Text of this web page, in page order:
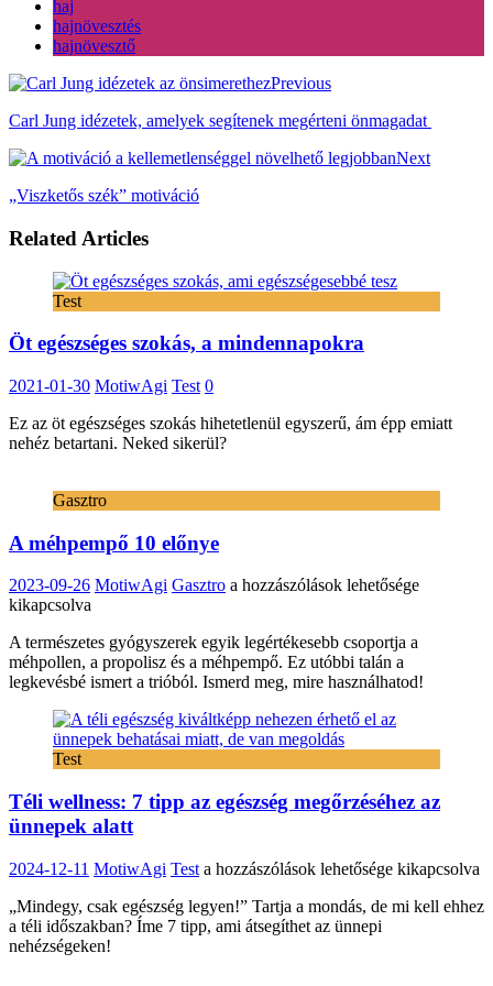
haj
hajnövesztés
hajnövesztő
Previous
Carl Jung idézetek, amelyek segítenek megérteni önmagadat
Next
„Viszketős szék” motiváció
Related Articles
Test
Öt egészséges szokás, a mindennapokra
2021-01-30 MotiwAgi Test 0
Ez az öt egészséges szokás hihetetlenül egyszerű, ám épp emiatt
nehéz betartani. Neked sikerül?
Gasztro
A méhpempő 10 előnye
2023-09-26 MotiwAgi Gasztro A
előnye
bejegyzéshez
a hozzászólások lehetősége
kikapcsolva
A természetes gyógyszerek egyik legértékesebb csoportja a
méhpollen, a propolisz és a méhpempő. Ez utóbbi talán a
legkevésbé ismert a trióból. Ismerd meg, mire használhatod!
Test
Téli wellness: 7 tipp az egészség megőrzéséhez az
ünnepek alatt
2024-12-11 MotiwAgi Test Téli
7
tipp
a hozzászólások lehetősége kikapcsolva
„Mindegy, csak egészség legyen!” Tartja a mondás, de mi kell ehhez
a téli időszakban? Íme 7 tipp, ami átsegíthet az ünnepi
nehézségeken!